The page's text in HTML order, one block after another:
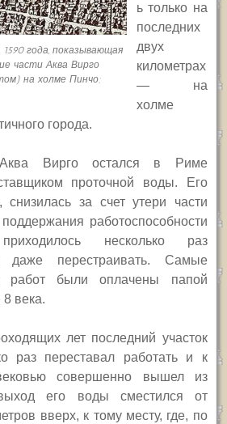
года, показывающая
части Аква Вирго
на холме Пинчо;
ь только на
последних
двух
километрах
— на
холме
города.
Вирго остался в Риме
проточной воды. Его
за счет утери части
работоспособности
несколько раз
даже перестраивать. Самые
работ были оплачены папой
8 века.
лет последний участок
раз переставал работать и к
совершенно вышел из
его воды сместился от
вверх, к тому месту, где, по